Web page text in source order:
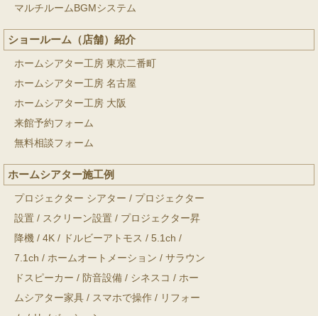
マルチルームBGMシステム
ショールーム（店舗）紹介
ホームシアター工房 東京二番町
ホームシアター工房 名古屋
ホームシアター工房 大阪
来館予約フォーム
無料相談フォーム
ホームシアター施工例
プロジェクター シアター / プロジェクター
設置 / スクリーン設置 / プロジェクター昇
降機 / 4K / ドルビーアトモス / 5.1ch /
7.1ch / ホームオートメーション / サラウン
ドスピーカー / 防音設備 / シネスコ / ホー
ムシアター家具 / スマホで操作 / リフォー